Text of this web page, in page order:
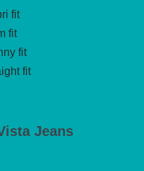
fit
fit
fit
fit
Jeans